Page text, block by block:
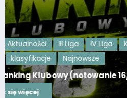
Aktualności III Liga IV
klasyfikacje
Najnowsze
Lubuski Ranking
Dowiedz się więcej